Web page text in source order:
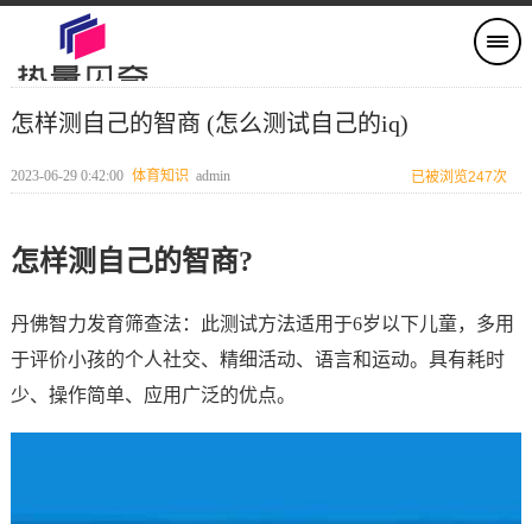
怎样测自己的智商 (怎么测试自己的iq)
2023-06-29 0:42:00 体育知识 admin 已被浏览247次
怎样测自己的智商?
丹佛智力发育筛查法：此测试方法适用于6岁以下儿童，多用
于评价小孩的个人社交、精细活动、语言和运动。具有耗时
少、操作简单、应用广泛的优点。